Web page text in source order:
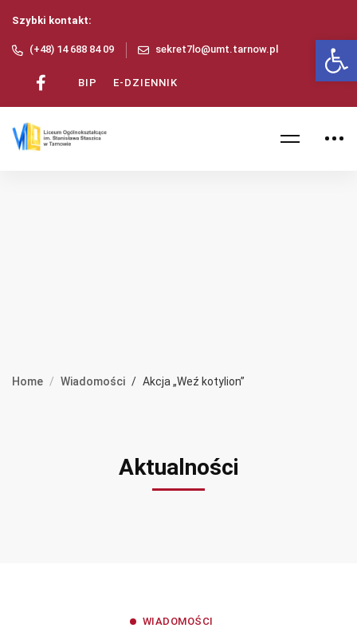
Szybki kontakt:
(+48) 14 688 84 09 sekret7lo@umt.tarnow.pl
BIP E-DZIENNIK
Home Wiadomości Akcja „Weź kotylion”
Aktualności
WIADOMOŚCI